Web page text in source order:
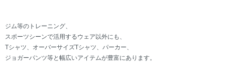
ジム等のトレーニング、
スポーツシーンで活用するウェア以外にも、
Tシャツ、オーバーサイズTシャツ、パーカー、
ジョガーパンツ等と幅広いアイテムが豊富にあります。